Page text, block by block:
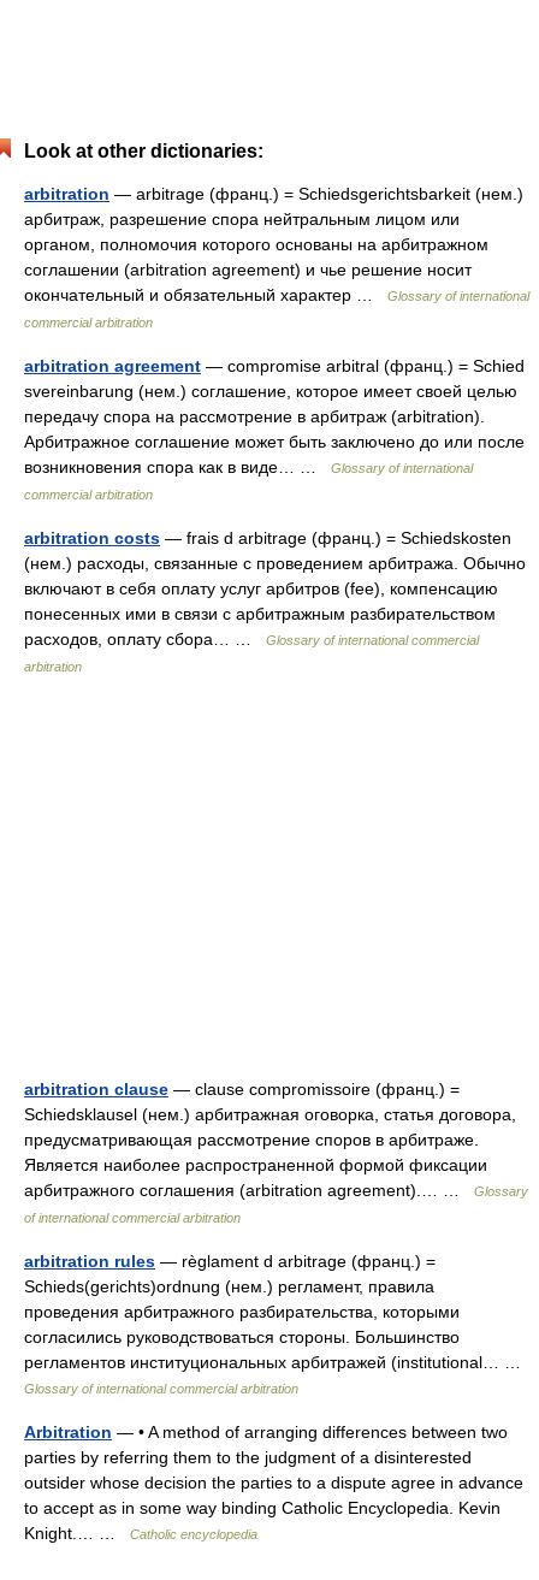
Look at other dictionaries:
arbitration — arbitrage (франц.) = Schiedsgerichtsbarkeit (нем.)
арбитраж, разрешение спора нейтральным лицом или
органом, полномочия которого основаны на арбитражном
соглашении (arbitration agreement) и чье решение носит
окончательный и обязательный характер …
Glossary of international
commercial arbitration
arbitration agreement — compromise arbitral (франц.) = Schied
svereinbarung (нем.) соглашение, которое имеет своей целью
передачу спора на рассмотрение в арбитраж (arbitration).
Арбитражное соглашение может быть заключено до или после
возникновения спора как в виде… …
Glossary of international
commercial arbitration
arbitration costs — frais d arbitrage (франц.) = Schiedskosten
(нем.) расходы, связанные с проведением арбитража. Обычно
включают в себя оплату услуг арбитров (fee), компенсацию
понесенных ими в связи с арбитражным разбирательством
расходов, оплату сбора… …
Glossary of international commercial
arbitration
arbitration clause — clause compromissoire (франц.) =
Schiedsklausel (нем.) арбитражная оговорка, статья договора,
предусматривающая рассмотрение споров в арбитраже.
Является наиболее распространенной формой фиксации
арбитражного соглашения (arbitration agreement).… …
Glossary
of international commercial arbitration
arbitration rules — règlament d arbitrage (франц.) =
Schieds(gerichts)ordnung (нем.) регламент, правила
проведения арбитражного разбирательства, которыми
согласились руководствоваться стороны. Большинство
регламентов институциональных арбитражей (institutional… …
Glossary of international commercial arbitration
Arbitration — • A method of arranging differences between two
parties by referring them to the judgment of a disinterested
outsider whose decision the parties to a dispute agree in advance
to accept as in some way binding Catholic Encyclopedia. Kevin
Knight.… …
Catholic encyclopedia